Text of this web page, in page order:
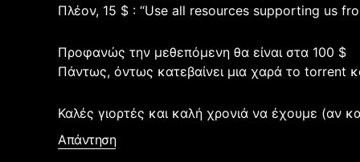
Πλέον, 15 $ : “Use all resources supporting us
Προφανώς την μεθεπόμενη θα είναι στα 100 $
Πάντως, όντως κατεβαίνει μια χαρά το torrent
Καλές γιορτές και καλή χρονιά να έχουμε (αν
Απάντηση